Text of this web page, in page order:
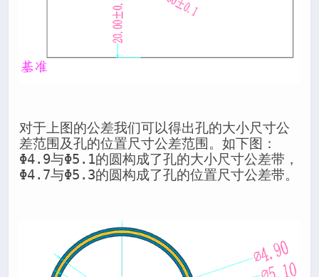
对于上图的公差我们可以得出孔的大小尺寸公
差范围及孔的位置尺寸公差范围。如下图：
Φ4.9与Φ5.1的圆构成了孔的大小尺寸公差带，
Φ4.7与Φ5.3的圆构成了孔的位置尺寸公差带。